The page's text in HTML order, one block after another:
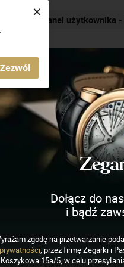
Zezwól
× Nakręcamy
ZEGARKI I PASJA
Dołącz do
i bądź
zgodę na przetwarzanie
prywatności, przez firmę Zegarki i
Koszykowa 15a/5, w celu